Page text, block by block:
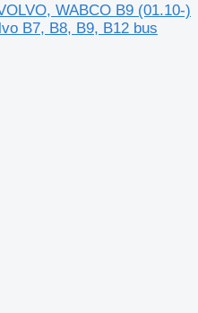
WABCO B9 (01.10-)
B7, B8, B9, B12 bus